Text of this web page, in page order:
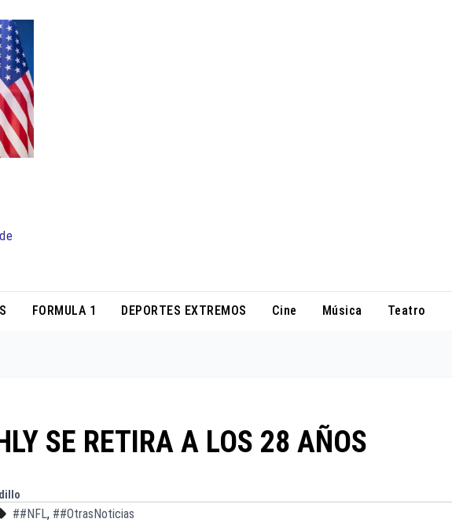
FORMULA 1 DEPORTES EXTREMOS Cine Música Teatro
SE RETIRA A LOS 28 AÑOS
##NFL, ##OtrasNoticias